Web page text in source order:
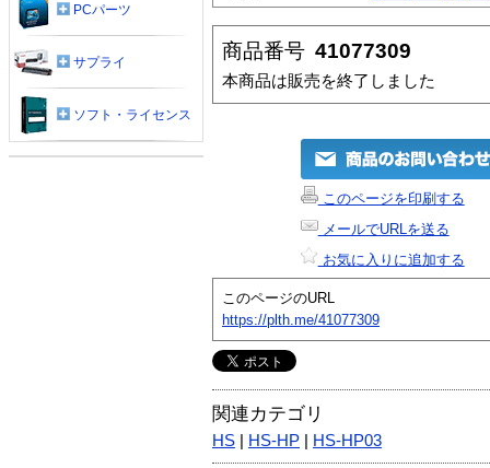
商品番号 41077309
本商品は販売を終了しました
このページを印刷する
メールでURLを送る
お気に入りに追加する
このページのURL
https://plth.me/41077309
関連カテゴリ
HS HS-HP HS-HP03
PCパーツ
サプライ
ソフト・ライセンス